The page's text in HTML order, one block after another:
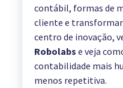
contábil, formas de
cliente e
centro de inovação,
Robolabs e veja
contabilidade mais
menos repetitiva.